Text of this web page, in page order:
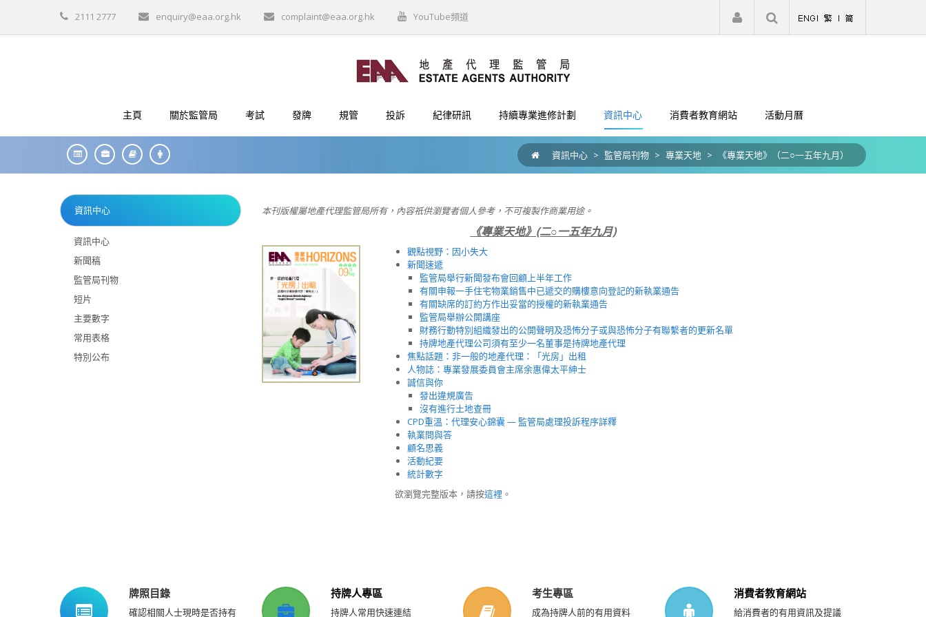
2111 2777 enquiry@eaa.org.hk complaint@eaa.org.hk YouTube頻道 註冊 登入
主頁 關於監管局 考試 發牌 規管 投訴 紀律研訊 持續專業進修計劃 資訊中心 消費者教育網站 活動月曆
資訊中心 > 監管局刊物 > 專業天地 > 《專業天地》（二○一五年九月）
資訊中心
資訊中心
新聞稿
監管局刊物
短片
主要數字
常用表格
特別公布
本刊版權屬地產代理監管局所有，內容祇供瀏覽者個人參考，不可複製作商業用途。
《專業天地》(二○一五年九月)
觀點視野：因小失大
新聞速遞
監管局舉行新聞發布會回顧上半年工作
有關申報一手住宅物業銷售中已遞交的購樓意向登記的新執業通告
有關缺席的訂約方作出妥當的授權的新執業通告
監管局舉辦公開講座
財務行動特別組織發出的公開聲明及恐怖分子或與恐怖分子有聯繫者的更新名單
持牌地產代理公司須有至少一名董事是持牌地產代理
焦點話題：非一般的地產代理：「光房」出租
人物誌：專業發展委員會主席余惠偉太平紳士
誠信與你
發出違規廣告
沒有進行土地查冊
CPD重溫：代理安心錦囊 — 監管局處理投訴程序詳釋
執業問與答
顧名思義
活動紀要
統計數字
欲瀏覽完整版本，請按這裡 。
牌照目錄
確認相關人士現時是否持有
持牌人專區
持牌人常用快速連結
考生專區
成為持牌人前的有用資料
消費者教育網站
給消費者的有用資訊及提議